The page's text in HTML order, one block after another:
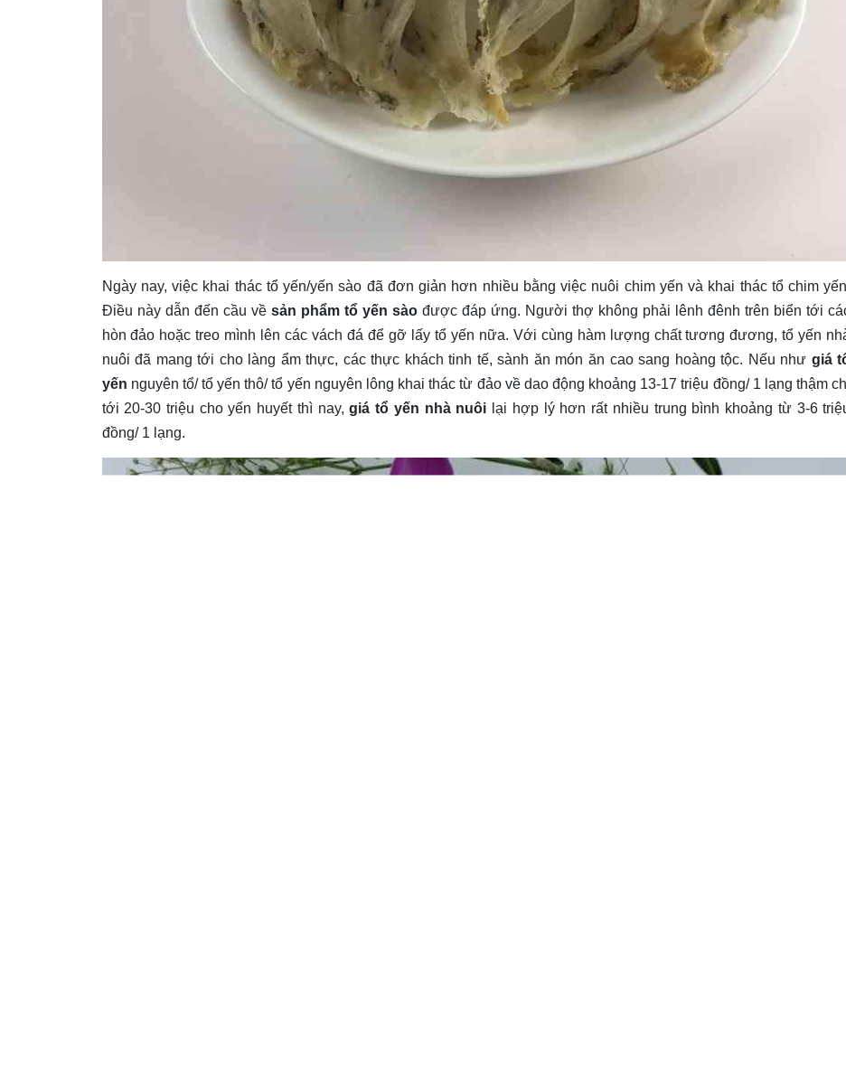
Ngày nay, việc khai thác tổ yến/yến sào đã đơn giản hơn nhiều bằng việc nuôi chim yến và khai thác tổ chim
Điều này dẫn đến cầu về sản phẩm tổ yến sàođược đáp ứng. Người thợ không phải lênh đênh trên biển tới
hòn đảo hoặc treo mình lên các vách đá để gỡ lấy tổ yến nữa. Với cùng hàm lượng chất tương đương, tổ yến
nuôi đã mang tới cho làng ẩm thực, các thực khách tinh tế, sành ăn món ăn cao sang hoàng tộc. Nếu như giá
yến nguyên tổ/ tổ yến thô/ tổ yến nguyên lông khai thác từ đảo về dao động khoảng 13-17 triệu đồng/ 1 lạng thậm
tới 20-30 triệu cho yến huyết thì nay,giá tổ yến nhà nuôi lại hợp lý hơn rất nhiều trung bình khoảng từ 3-6
đồng/ 1 lạng.